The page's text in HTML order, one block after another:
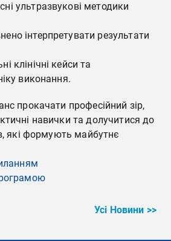
ультразвукові методики
інтерпретувати результати
клінічні кейси та
виконання.
прокачати професійний зір,
навички та долучитися до
які формують майбутнє
Усі Новини >>